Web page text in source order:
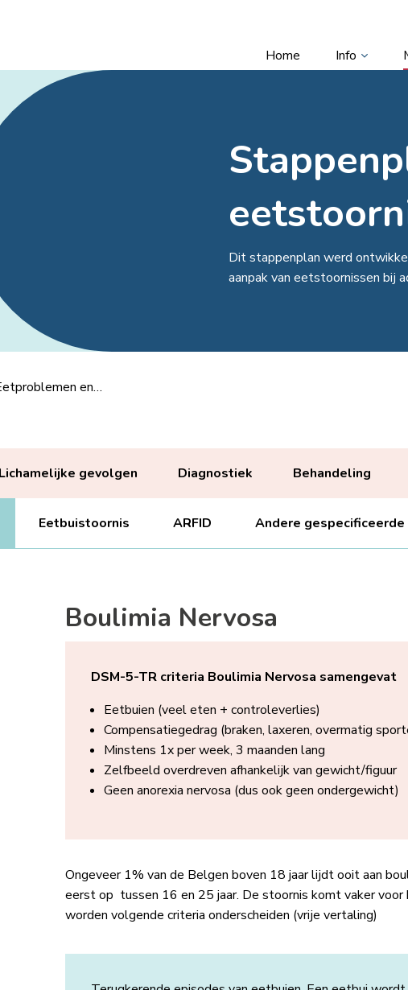
Home Info
Dit stappenplan werd
aanpak van eetstoornissen bij
en…
Lichamelijke gevolgen Diagnostiek Behandeling
Eetbuistoornis ARFID Andere
Boulimia Nervosa
DSM-5-TR criteria Boulimia Nervosa samengevat
Eetbuien (veel eten + controleverlies)
Compensatiegedrag (braken, laxeren, overmatig
Minstens 1x per week, 3 maanden lang
Zelfbeeld overdreven afhankelijk van gewicht/figuur
Geen anorexia nervosa (dus ook geen ondergewicht)
Ongeveer 1% van de Belgen boven 18 jaar lijdt ooit aan
eerst op tussen 16 en 25 jaar. De stoornis komt vaker
worden volgende criteria onderscheiden (vrije vertaling)